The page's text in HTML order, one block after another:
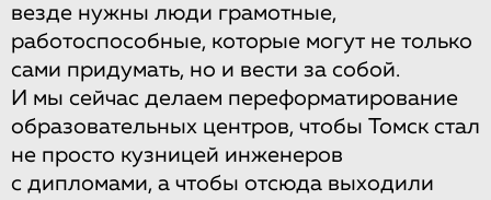
везде нужны люди грамотные,
работоспособные, которые могут не только
сами придумать, но и вести за собой.
И мы сейчас делаем переформатирование
образовательных центров, чтобы Томск стал
не просто кузницей инженеров
с дипломами, а чтобы отсюда выходили